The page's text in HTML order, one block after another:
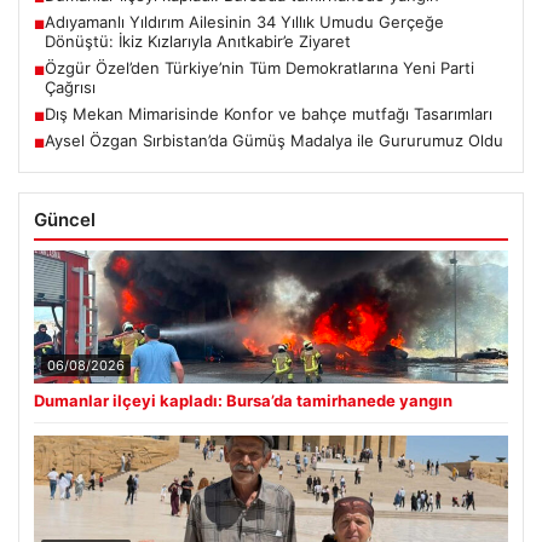
■Adıyamanlı Yıldırım Ailesinin 34 Yıllık Umudu Gerçeğe
Dönüştü: İkiz Kızlarıyla Anıtkabir’e Ziyaret
■Özgür Özel’den Türkiye’nin Tüm Demokratlarına Yeni Parti
Çağrısı
■Dış Mekan Mimarisinde Konfor ve bahçe mutfağı Tasarımları
■Aysel Özgan Sırbistan’da Gümüş Madalya ile Gururumuz Oldu
Güncel
06/08/2026
Dumanlar ilçeyi kapladı: Bursa’da tamirhanede yangın